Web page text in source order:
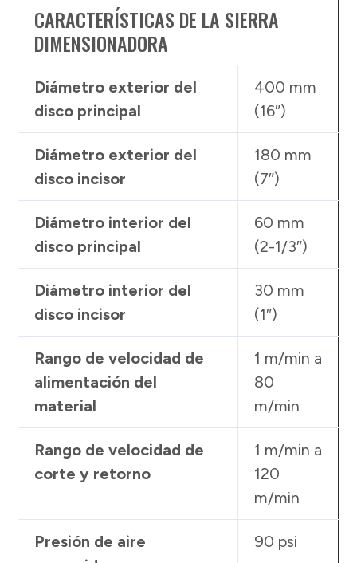
CARACTERÍSTICAS DE LA SIERRA
DIMENSIONADORA
Diámetro exterior del
disco principal
400 mm
(16″)
Diámetro exterior del
disco incisor
180 mm
(7″)
Diámetro interior del
disco principal
60 mm
(2-1/3″)
Diámetro interior del
disco incisor
30 mm
(1″)
Rango de velocidad de
alimentación del
material
1 m/min a
80
m/min
Rango de velocidad de
corte y retorno
1 m/min a
120
m/min
Presión de aire
90 psi